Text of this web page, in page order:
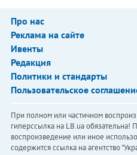
Про нас
Реклама на сайте
Ивенты
Редакция
Политики и стандарты
Пользовательское
При полном или частичном
гиперссылка на LB.ua обязательна!
воспроизведение или иное
содержится ссылка на агентство